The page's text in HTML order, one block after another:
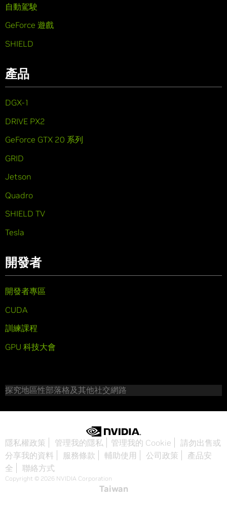
自動駕駛
GeForce 遊戲
SHIELD
產品
DGX-1
DRIVE PX2
GeForce GTX 20 系列
GRID
Jetson
Quadro
SHIELD TV
Tesla
開發者
開發者專區
CUDA
訓練課程
GPU 科技大會
探究地區性部落格及其他社交網路
隱私權政策 管理我的隱私 管理我的 Cookie
請勿出售或
分享我的資料
服務條款 輔助使用 公司政策
產品安
全
聯絡方式
Copyright © 2026 NVIDIA Corporation
Taiwan